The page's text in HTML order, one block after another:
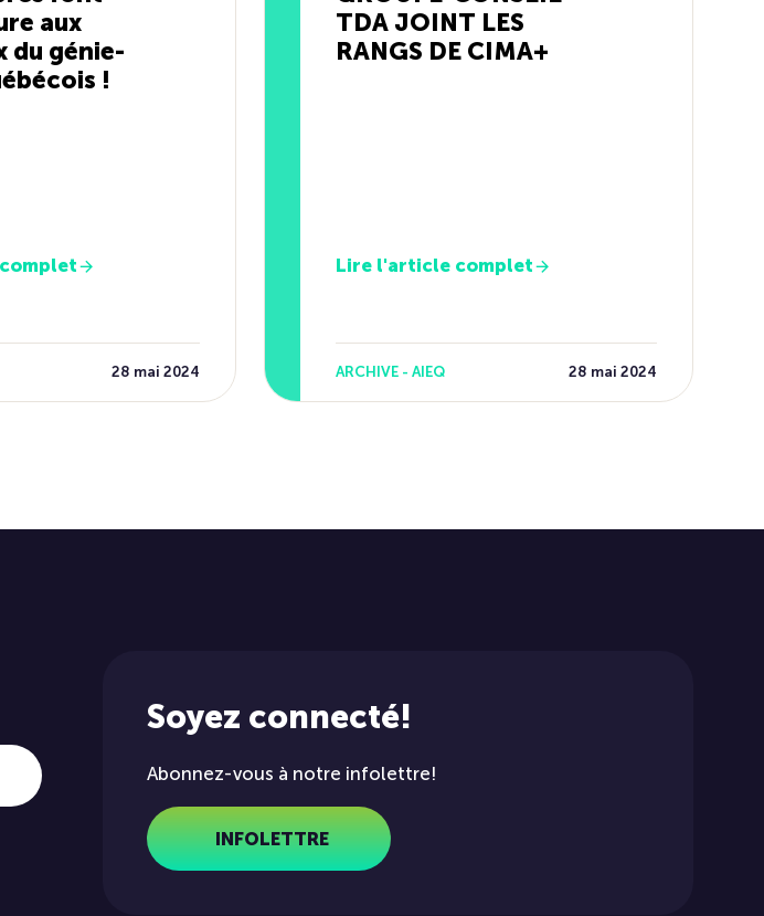
aux
du génie-
!
28 mai 2024
TDA JOINT LES
RANGS DE CIMA+
Lire l'article complet
ARCHIVE - AIEQ 28 mai 2024
Soyez connecté!
Abonnez-vous à notre infolettre!
INFOLETTRE